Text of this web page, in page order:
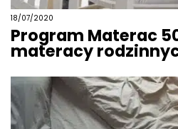
18/07/2020
Program Materac
materacy